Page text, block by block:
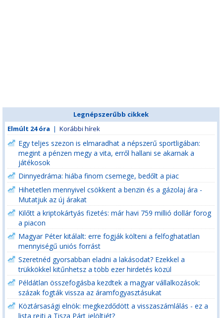
Legnépszerűbb cikkek
Elmúlt 24 óra | Korábbi hírek
Egy teljes szezon is elmaradhat a népszerű sportligában:
megint a pénzen megy a vita, erről hallani se akarnak a
játékosok
Dinnyedráma: hiába finom csemege, bedőlt a piac
Hihetetlen mennyivel csökkent a benzin és a gázolaj ára -
Mutatjuk az új árakat
Kilőtt a kriptokártyás fizetés: már havi 759 millió dollár forog
a piacon
Magyar Péter kitálalt: erre fogják költeni a felfoghatatlan
mennyiségű uniós forrást
Szeretnéd gyorsabban eladni a lakásodat? Ezekkel a
trükkökkel kitűnhetsz a több ezer hirdetés közül
Példátlan összefogásba kezdtek a magyar vállalkozások:
százak fogták vissza az áramfogyasztásukat
Köztársasági elnök: megkezdődött a visszaszámlálás - ez a
lista rejti a Tisza Párt jelöltjét?